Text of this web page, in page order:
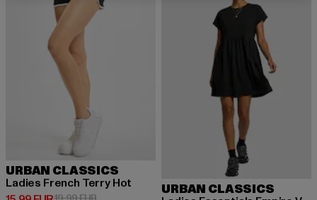
URBAN CLASSICS
Ladies French Terry Hot
URBAN CLASSICS